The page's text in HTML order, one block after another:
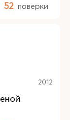
52 поверки
2012